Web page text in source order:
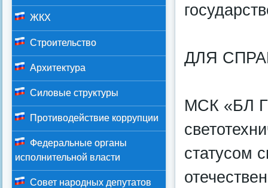
ДЛЯ
МСК «БЛ
статусом
ЖКХ
Строительство
Архитектура
Силовые структуры
Противодействие коррупции
Федеральные органы
исполнительной власти
Совет народных депутатов